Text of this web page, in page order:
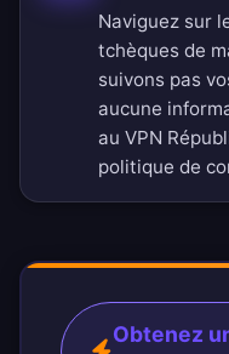
Naviguez sur
tchèques de
suivons pas
aucune
au VPN
politique de
Obtenez